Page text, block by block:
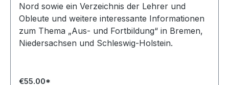
Nord sowie ein Verzeichnis der Lehrer und
Obleute und weitere interessante Informationen
zum Thema „Aus- und Fortbildung“ in Bremen,
Niedersachsen und Schleswig-Holstein.
€55.00*